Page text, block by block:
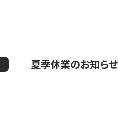
夏季休業のお知らせ